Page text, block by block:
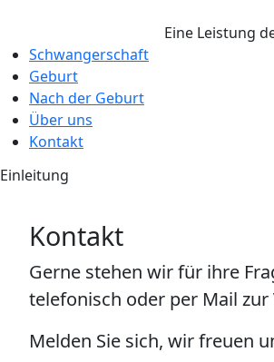
Eine Leistung
Schwangerschaft
Geburt
Nach der Geburt
Über uns
Kontakt
Einleitung
Kontakt
Gerne stehen wir für ihre
telefonisch oder per Mail zur
Melden Sie sich, wir freuen